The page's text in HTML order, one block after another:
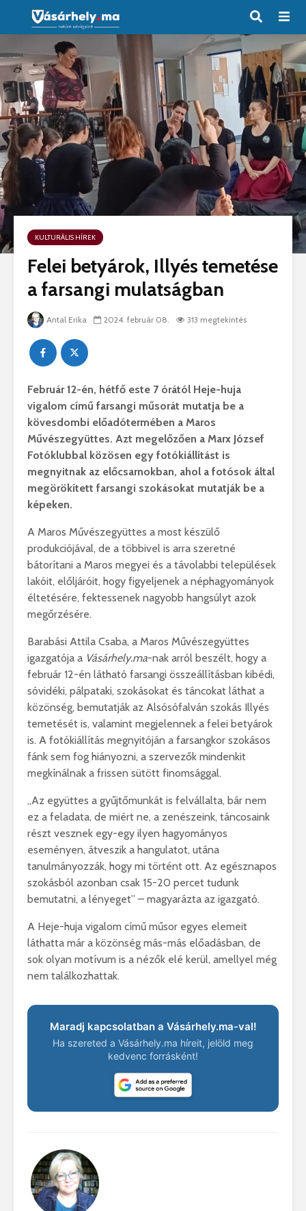
KULTURÁLIS HÍREK
Felei betyárok, Illyés temetése
a farsangi mulatságban
Antal Erika 2024. február 08. 313 megtekintés
Február 12-én, hétfő este 7 órától Heje-huja
vigalom című farsangi műsorát mutatja be a
kövesdombi előadótermében a Maros
Művészegyüttes. Azt megelőzően a Marx József
Fotóklubbal közösen egy fotókiállítást is
megnyitnak az előcsarnokban, ahol a fotósok által
megörökített farsangi szokásokat mutatják be a
képeken.
A Maros Művészegyüttes a most készülő
produkciójával, de a többivel is arra szeretné
bátorítani a Maros megyei és a távolabbi települések
lakóit, előljáróit, hogy figyeljenek a néphagyományok
éltetésére, fektessenek nagyobb hangsúlyt azok
megőrzésére.
Barabási Attila Csaba, a Maros Művészegyüttes
igazgatója a Vásárhely.ma-nak arról beszélt, hogy a
február 12-én látható farsangi összeállításban kibédi,
sóvidéki, pálpataki, szokásokat és táncokat láthat a
közönség, bemutatják az Alsósófalván szokás Illyés
temetését is, valamint megjelennek a felei betyárok
is. A fotókiállítás megnyitóján a farsangkor szokásos
fánk sem fog hiányozni, a szervezők mindenkit
megkínálnak a frissen sütött finomsággal.
„Az együttes a gyűjtőmunkát is felvállalta, bár nem
ez a feladata, de miért ne, a zenészeink, táncosaink
részt vesznek egy-egy ilyen hagyományos
eseményen, átveszik a hangulatot, utána
tanulmányozzák, hogy mi történt ott. Az egésznapos
szokásból azonban csak 15-20 percet tudunk
bemutatni, a lényeget” – magyarázta az igazgató.
A Heje-huja vigalom című műsor egyes elemeit
láthatta már a közönség más-más előadásban, de
sok olyan motívum is a nézők elé kerül, amellyel még
nem találkozhattak.
Maradj kapcsolatban a Vásárhely.ma-val!
Ha szereted a Vásárhely.ma híreit, jelöld meg
kedvenc forrásként!